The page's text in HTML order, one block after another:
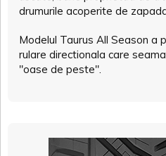
drumurile acoperite de
Modelul Taurus All Season a
rulare directionala care
"oase de peste".